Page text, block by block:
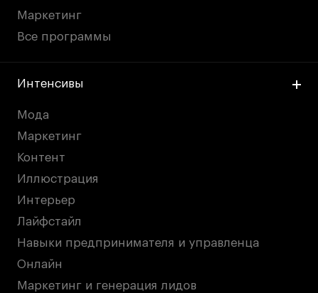
© 2026 БВШД
Условия возврата
Кредит на образование с господдержкой
Лицензия на осуществление образовательной
деятельности АНО ВО «Универсальный
Маркетинг
Все программы
Интенсивы
Мода
Маркетинг
Контент
Иллюстрация
Интерьер
Лайфстайл
Навыки предпринимателя и управленца
Онлайн
Маркетинг и генерация лидов